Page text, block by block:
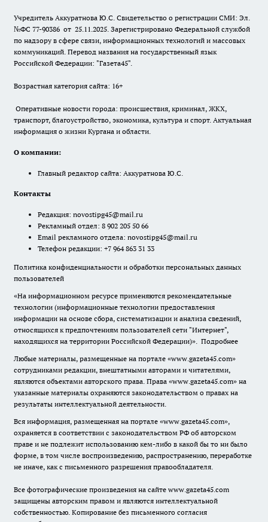
Учредитель Аккуратнова Ю.С. Свидетельство о регистрации СМИ: Эл.
№ФС 77-90386 от 25.11.2025. Зарегистрировано Федеральной службой
по надзору в сфере связи, информационных технологий и массовых
коммуникаций. Перевод названия на государственный язык
Российской Федерации: "Газета45".
Возрастная категория сайта: 16+
Оперативные новости города: происшествия, криминал, ЖКХ,
транспорт, благоустройство, экономика, культура и спорт. Актуальная
информация о жизни Кургана и области.
О компании:
Главный редактор сайта: Аккуратнова Ю.С.
Контакты
Редакция: novostipg45@mail.ru
Рекламный отдел: 8 902 205 50 66
Email рекламного отдела: novostipg45@mail.ru
Телефон редакции: +7 964 863 31 33
Политика конфиденциальности и обработки персональных данных
пользователей
«На информационном ресурсе применяются рекомендательные
технологии (информационные технологии предоставления
информации на основе сбора, систематизации и анализа сведений,
относящихся к предпочтениям пользователей сети "Интернет",
находящихся на территории Российской Федерации)». Подробнее
Любые материалы, размещенные на портале «www.gazeta45.com»
сотрудниками редакции, внештатными авторами и читателями,
являются объектами авторского права. Права «www.gazeta45.com» на
указанные материалы охраняются законодательством о правах на
результаты интеллектуальной деятельности.
Вся информация, размещенная на портале «www.gazeta45.com»,
охраняется в соответствии с законодательством РФ об авторском
праве и не подлежит использованию кем-либо в какой бы то ни было
форме, в том числе воспроизведению, распространению, переработке
не иначе, как с письменного разрешения правообладателя.
Все фотографические произведения на сайте www.gazeta45.com
защищены авторским правом и являются интеллектуальной
собственностью. Копирование без письменного согласия